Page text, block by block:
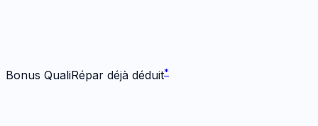
Bonus QualiRépar déjà déduit*